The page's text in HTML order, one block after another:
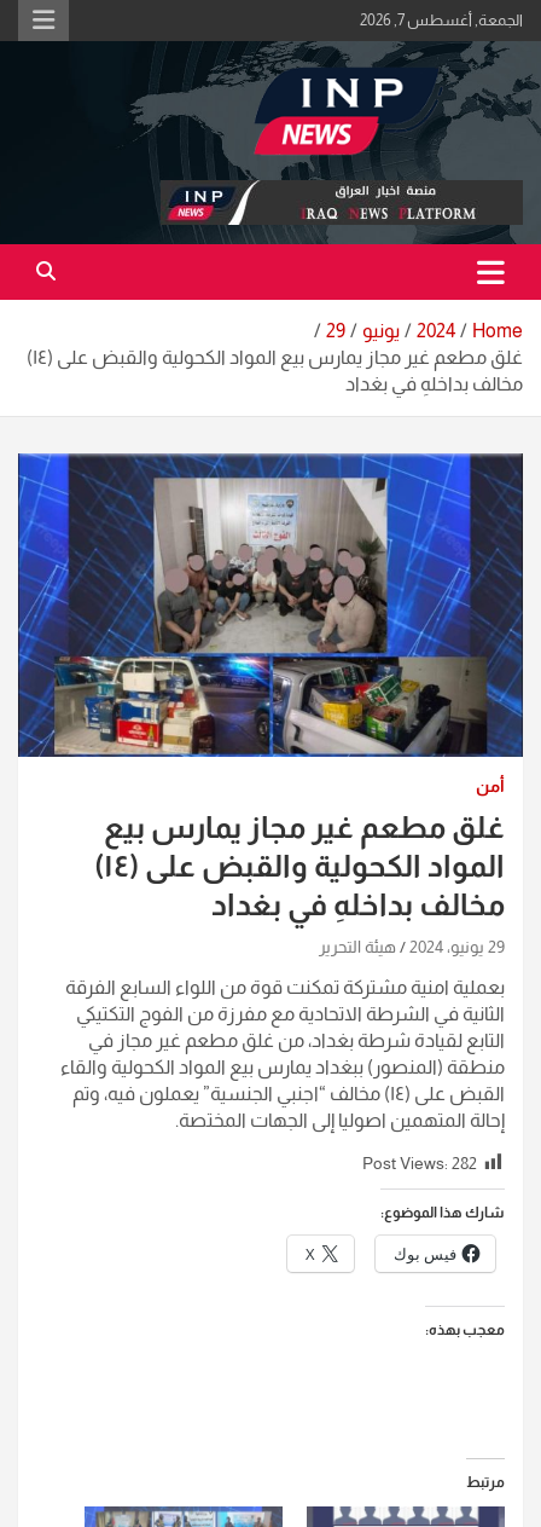
Skip
to
content
الجمعة, أغسطس 7, 2026
منصة اخبار العراق
اكبر منصة خبرية في العراق | #الحقيقة_اولاً
Home
2024 يونيو
29
غلق مطعم غير مجاز يمارس بيع المواد الكحولية والقبض على (١٤)
مخالف بداخلهِ في بغداد
أمن
غلق مطعم غير مجاز يمارس بيع
المواد الكحولية والقبض على (١٤)
مخالف بداخلهِ في بغداد
29 يونيو، 2024 هيئة التحرير
بعملية امنية مشتركة تمكنت قوة من اللواء السابع الفرقة
الثانية في الشرطة الاتحادية مع مفرزة من الفوج التكتيكي
التابع لقيادة شرطة بغداد، من غلق مطعم غير مجاز في
منطقة (المنصور) ببغداد يمارس بيع المواد الكحولية والقاء
القبض على (١٤) مخالف “اجنبي الجنسية” يعملون فيه، وتم
إحالة المتهمين اصوليا إلى الجهات المختصة.
Post Views: 282
شارك هذا الموضوع:
فيس بوك X
معجب بهذه:
مرتبط